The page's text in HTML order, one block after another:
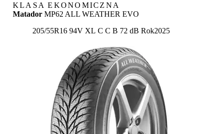
KLASA EKONOMICZNA
Matador MP62 ALL WEATHER EVO
205/55R16 94V XL Etykieta:
C C B 72 dB Rok2025